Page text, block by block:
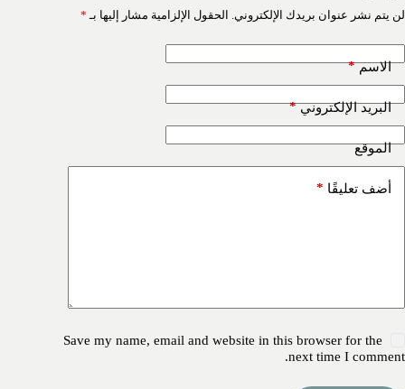
لن يتم نشر عنوان بريدك الإلكتروني. الحقول الإلزامية مشار إليها بـ *
الاسم*
البريد الإلكتروني*
الموقع
أضف تعليقًا *
Save my name, email and website in this browser for the
next time I comment.